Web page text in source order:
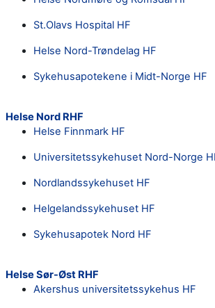
St.Olavs Hospital HF
Helse Nord-Trøndelag HF
Sykehusapotekene i Midt-Norge HF
Helse Nord RHF
Helse Finnmark HF
Universitetssykehuset Nord-Norge
Nordlandssykehuset HF
Helgelandssykehuset HF
Sykehusapotek Nord HF
Helse Sør-Øst RHF
Akershus universitetssykehus HF